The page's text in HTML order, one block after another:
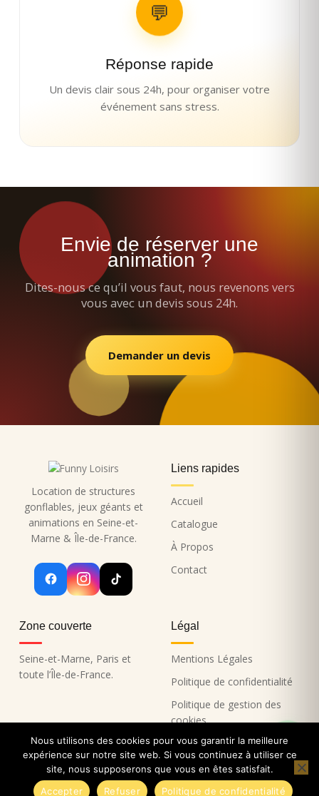
💬
Réponse rapide
Un devis clair sous 24h, pour organiser votre
événement sans stress.
Envie de réserver une
animation ?
Dites-nous ce qu’il vous faut, nous revenons vers
vous avec un devis sous 24h.
Demander un devis
Location de structures
gonflables, jeux géants et
animations en Seine-et-
Marne & Île-de-France.
Liens rapides
Accueil
Catalogue
À Propos
Contact
Zone couverte
Seine-et-Marne, Paris et
toute l’Île-de-France.
Légal
Mentions Légales
Politique de confidentialité
Politique de gestion des
cookies
Copyright 2026 Funny Loisirs
Nous utilisons des cookies pour vous garantir la meilleure
expérience sur notre site web. Si vous continuez à utiliser ce
site, nous supposerons que vous en êtes satisfait.
Accepter
Refuser Politique de confidentialité